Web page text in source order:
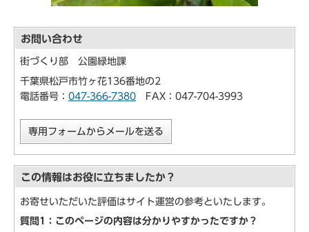
お問い合わせ
街づくり部 公園緑地課
千葉県松戸市竹ヶ花136番地の2
電話番号： 047-366-7380 FAX：047-704-3993
専用フォームからメールを送る
この情報はお役に立ちましたか？
お寄せいただいた評価はサイト運営の参考といたします。
質問1：このページの内容は分かりやすかったですか？